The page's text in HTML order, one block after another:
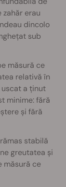
zahăr erau
dincolo
sub
măsură ce
relativă în
uscat a ținut
minime: fără
și fără
stabilă
greutatea și
măsură ce